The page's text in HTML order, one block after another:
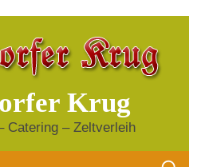
Krug
Catering – Zeltverleih